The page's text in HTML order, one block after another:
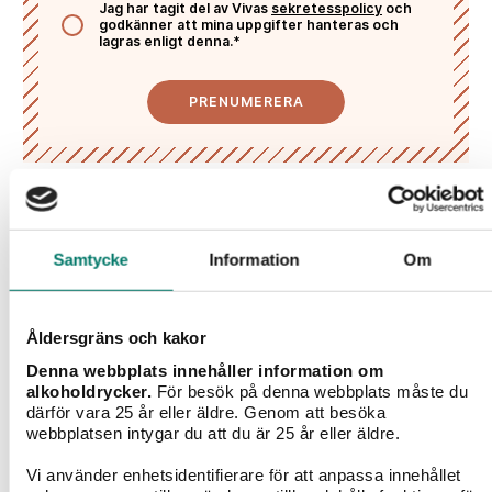
Samtycke Information Om
Åldersgräns och kakor
Denna webbplats innehåller information om
alkoholdrycker. För besök på denna webbplats måste du
därför vara 25 år eller äldre. Genom att besöka
webbplatsen intygar du att du är 25 år eller äldre.
Vi använder enhetsidentifierare för att anpassa innehållet
Jag har tagit del av Vivas sekretesspolicy och
godkänner att mina uppgifter hanteras och
lagras enligt denna.*
PRENUMERERA
Liknande viner